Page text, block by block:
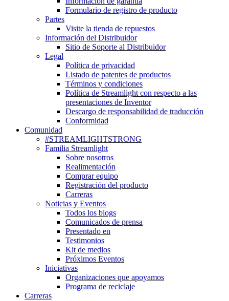
Formulario de registro de producto
Partes
Visite la tienda de repuestos
Información del Distribuidor
Sitio de Soporte al Distribuidor
Legal
Política de privacidad
Listado de patentes de productos
Términos y condiciones
Política de Streamlight con respecto a las
presentaciones de Inventor
Descargo de responsabilidad de traducción
Conformidad
Comunidad
#STREAMLIGHTSTRONG
Familia Streamlight
Sobre nosotros
Realimentación
Comprar equipo
Registración del producto
Carreras
Noticias y Eventos
Todos los blogs
Comunicados de prensa
Presentado en
Testimonios
Kit de medios
Próximos Eventos
Iniciativas
Organizaciones que apoyamos
Programa de reciclaje
Carreras